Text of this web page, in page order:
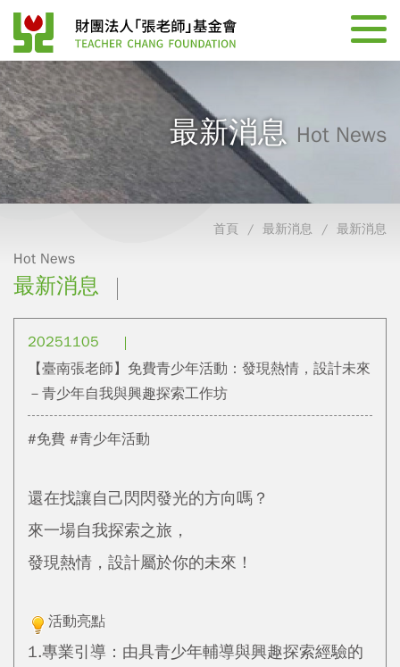
最新消息 Hot News
首頁 最新消息 最新消息
Hot News
最新消息
20251105
【臺南張老師】免費青少年活動：發現熱情，設計未來
－青少年自我與興趣探索工作坊
#免費 #青少年活動
還在找讓自己閃閃發光的方向嗎？
來一場自我探索之旅，
發現熱情，設計屬於你的未來！
活動亮點
1.專業引導：由具青少年輔導與興趣探索經驗的